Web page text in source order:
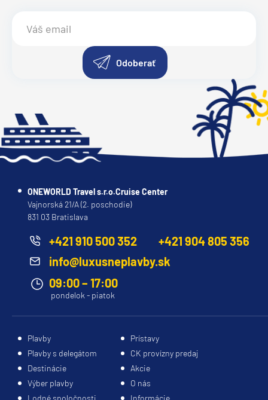
Odoberať
ONEWORLD Travel s.r.o.Cruise Center
Vajnorská 21/A (2. poschodie)
831 03 Bratislava
+421 910 500 352
+421 904 805 356
info@luxusneplavby.sk
09:00 – 17:00
pondelok - piatok
Plavby
Prístavy
Plavby s delegátom
CK provízny predaj
Destinácie
Akcie
Výber plavby
O nás
Lodné spoločnosti
Informácie